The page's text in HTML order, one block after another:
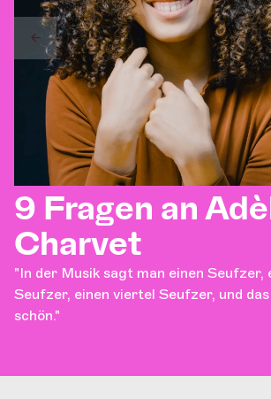
9 Fragen an
Charvet
"In der Musik sagt man einen Seufzer,
Seufzer, einen viertel Seufzer, und
schön."